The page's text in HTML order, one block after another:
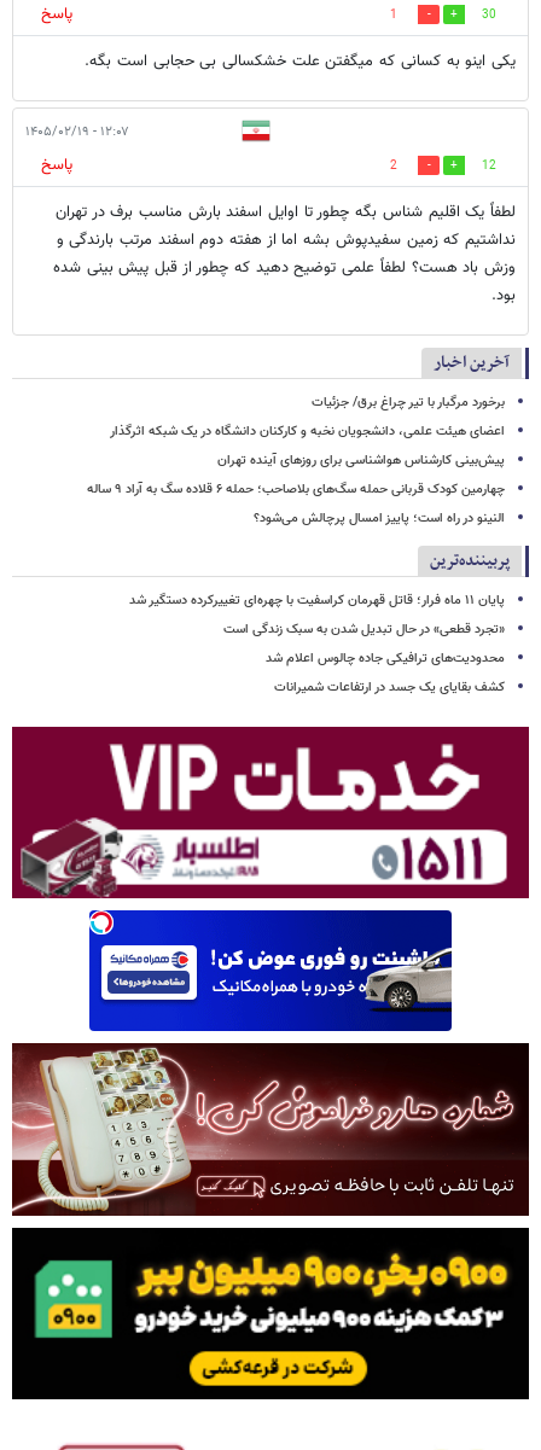
30
1
پاسخ
یکی اینو به کسانی که میگفتن علت خشکسالی بی حجابی است بگه.
۱۲:۰۷ - ۱۴۰۵/۰۲/۱۹
12
2
پاسخ
لطفاً یک اقلیم شناس بگه چطور تا اوایل اسفند بارش مناسب برف در تهران
نداشتیم که زمین سفیدپوش بشه اما از هفته دوم اسفند مرتب بارندگی و
وزش باد هست؟ لطفاً علمی توضیح دهید که چطور از قبل پیش بینی شده
بود.
آخرین اخبار
برخورد مرگبار با تیر چراغ برق/ جزئیات
اعضای هیئت علمی، دانشجویان نخبه و کارکنان دانشگاه در یک شبکه‌ اثرگذار
پیش‌بینی کارشناس هواشناسی برای روزهای آینده تهران
چهارمین کودک قربانی حمله سگ‌های بلاصاحب؛ حمله ۶ قلاده سگ به آراد ۹ ساله
النینو در راه است؛ پاییز امسال پرچالش می‌شود؟
پربیننده‌ترین
پایان ۱۱ ماه فرار؛ قاتل قهرمان کراسفیت با چهره‌ای تغییرکرده دستگیر شد
«تجرد قطعی» در حال تبدیل شدن به سبک زندگی است
محدودیت‌های ترافیکی جاده چالوس اعلام شد
کشف بقایای یک جسد در ارتفاعات شمیرانات